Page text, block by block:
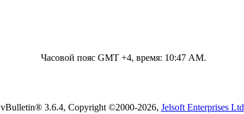
Часовой пояс GMT +4, время: 10:47 AM.
vBulletin® 3.6.4, Copyright ©2000-2026, Jelsoft Enterprises Ltd